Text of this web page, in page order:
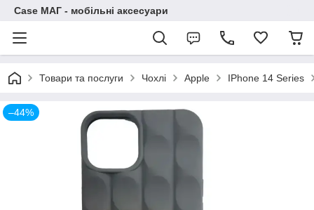
Case МАГ - мобільні аксесуари
Товари та послуги Чохлі Apple IPhone 14 Series
–44%